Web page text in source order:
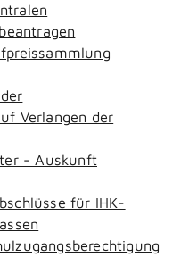
Verlangen der
- Auskunft
für IHK-